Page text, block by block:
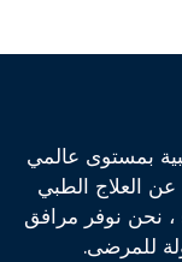
بمستوى عالمي
العلاج الطبي
، نحن نوفر مرافق
للمرضى.